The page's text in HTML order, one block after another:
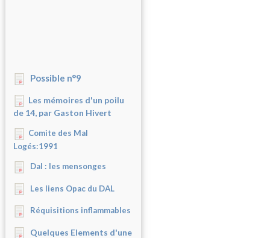
Possible n°9
Les mémoires d'un poilu
de 14, par Gaston Hivert
Comite des Mal
Logés:1991
Dal : les mensonges
Les liens Opac du DAL
Réquisitions inflammables
Quelques Elements d'une